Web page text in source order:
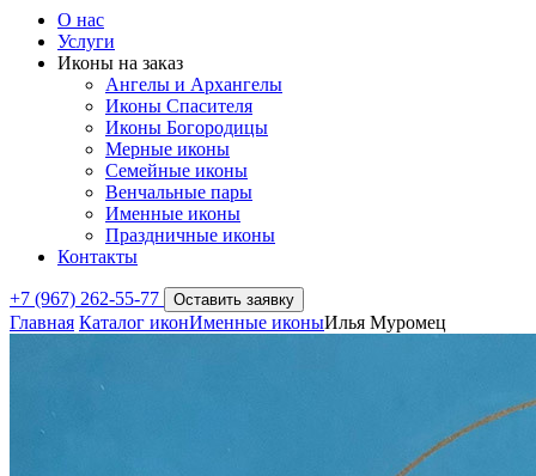
О нас
Услуги
Иконы на заказ
Ангелы и Архангелы
Иконы Спасителя
Иконы Богородицы
Мерные иконы
Семейные иконы
Венчальные пары
Именные иконы
Праздничные иконы
Контакты
+7 (967) 262-55-77 Оставить заявку
Главная Каталог иконИменные иконыИлья Муромец